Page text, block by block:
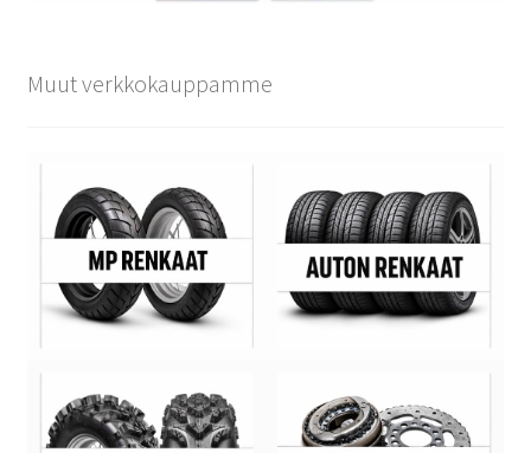
Muut verkkokauppamme